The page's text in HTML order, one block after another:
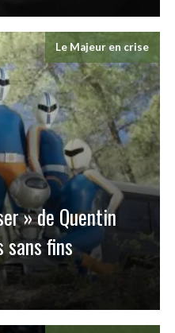
Le Majeur en crise
» de Quentin
sans fins